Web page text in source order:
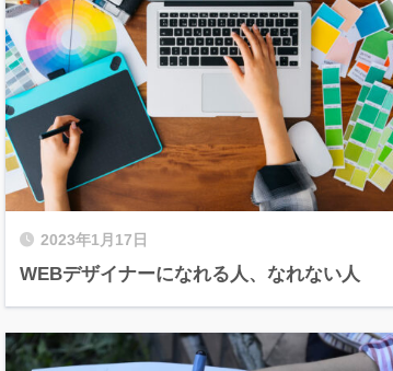
2023年1月17日
WEBデザイナーになれる人、なれない人